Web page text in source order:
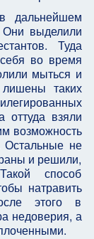
дальнейшем
Они выделили
Туда
во время
мыться и
таких
взяли
возможность
Остальные не
и решили,
способ
натравить
этого в
недоверия, а